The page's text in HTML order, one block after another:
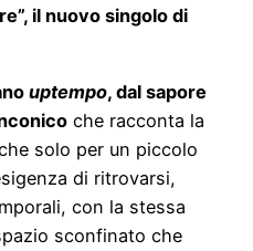
il nuovo singolo di
uptempo, dal sapore
che racconta la
solo per un piccolo
di ritrovarsi,
con la stessa
sconfinato che